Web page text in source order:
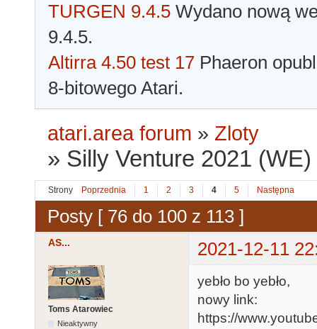
TURGEN 9.4.5 Wydano nową
9.4.5.
Altirra 4.50 test 17 Phaeron
8-bitowego Atari.
atari.area forum » Zloty
» Silly Venture 2021
Strony Poprzednia 1 2 3 4 5 Następna
Posty [ 76 do 100 z 113 ]
AS... 2021-12-11
Toms Atarowiec
Nieaktywny
yebło bo yebło,
nowy link:
https://